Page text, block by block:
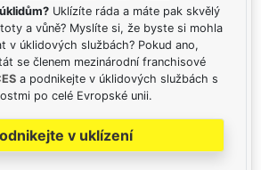
Uklízíte ráda a máte pak skvělý
a vůně? Myslíte si, že byste si mohla
v úklidových službách? Pokud ano,
se členem mezinárodní franchisové
a podnikejte v úklidových službách s
po celé Evropské unii.
v uklízení